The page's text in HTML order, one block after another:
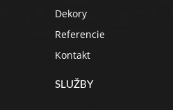
Dekory
Referencie
Kontakt
SLUŽBY